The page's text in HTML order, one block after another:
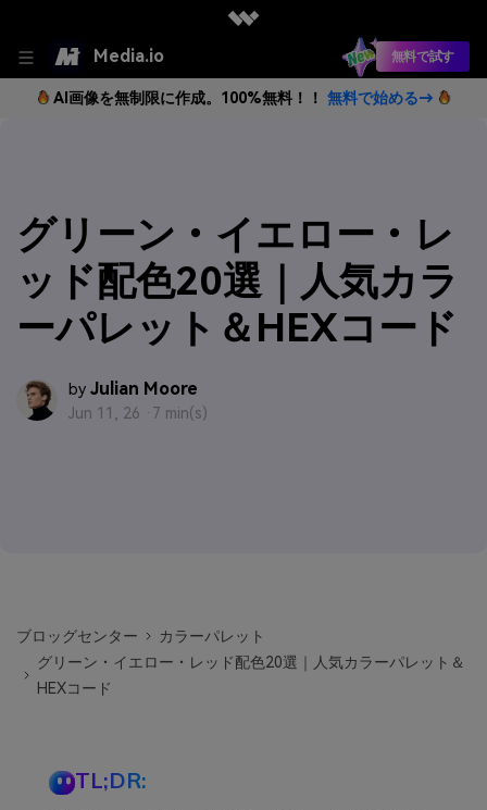
Media.io 無料で試す
AI画像を無制限に作成。100%無料！！ 無料で始める→
グリーン・イエロー・レ
ッド配色20選｜人気カラ
ーパレット＆HEXコード
by Julian Moore
Jun 11, 26 · 7 min(s)
ブロッグセンター
カラーパレット
グリーン・イエロー・レッド配色20選｜人気カラーパレット＆
HEXコード
TL;DR: